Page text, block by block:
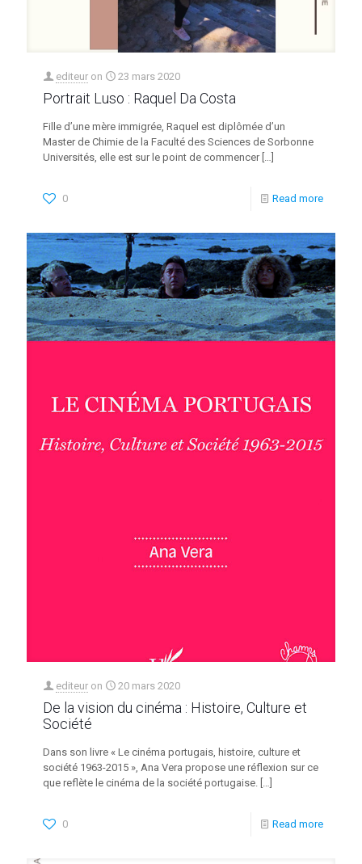
editeur on 23 mars 2020
Portrait Luso : Raquel Da Costa
Fille d’une mère immigrée, Raquel est diplômée d’un
Master de Chimie de la Faculté des Sciences de Sorbonne
Universités, elle est sur le point de commencer[…]
0 Read more
editeur on 20 mars 2020
De la vision du cinéma : Histoire, Culture et
Société
Dans son livre « Le cinéma portugais, histoire, culture et
société 1963-2015 », Ana Vera propose une réflexion sur ce
que reflète le cinéma de la société portugaise. […]
0 Read more